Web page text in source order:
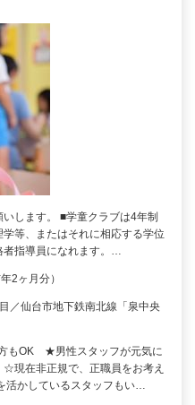
します。 ■学童クラブは4年制
等、またはそれに相応する学位
者指導員になれます。…
2ヶ月分）
／仙台市地下鉄南北線「泉中央
もOK ★男性スタッフが元気に
現在非正規で、正職員をお考え
活かしているスタッフもい…